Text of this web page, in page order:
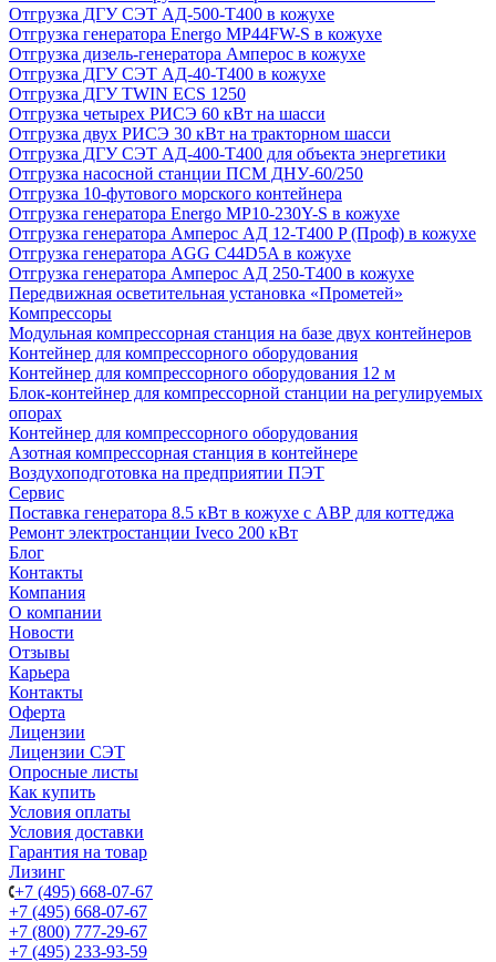
Отгрузка ДГУ СЭТ АД-500-Т400 в кожухе
Отгрузка генератора Energo MP44FW-S в кожухе
Отгрузка дизель-генератора Амперос в кожухе
Отгрузка ДГУ СЭТ АД-40-Т400 в кожухе
Отгрузка ДГУ TWIN ECS 1250
Отгрузка четырех РИСЭ 60 кВт на шасси
Отгрузка двух РИСЭ 30 кВт на тракторном шасси
Отгрузка ДГУ СЭТ АД-400-Т400 для объекта энергетики
Отгрузка насосной станции ПСМ ДНУ-60/250
Отгрузка 10-футового морского контейнера
Отгрузка генератора Energo MP10-230Y-S в кожухе
Отгрузка генератора Амперос АД 12-Т400 P (Проф) в кожухе
Отгрузка генератора AGG C44D5A в кожухе
Отгрузка генератора Амперос АД 250-Т400 в кожухе
Передвижная осветительная установка «Прометей»
Компрессоры
Модульная компрессорная станция на базе двух контейнеров
Контейнер для компрессорного оборудования
Контейнер для компрессорного оборудования 12 м
Блок-контейнер для компрессорной станции на регулируемых
опорах
Контейнер для компрессорного оборудования
Азотная компрессорная станция в контейнере
Воздухоподготовка на предприятии ПЭТ
Сервис
Поставка генератора 8.5 кВт в кожухе с АВР для коттеджа
Ремонт электростанции Iveco 200 кВт
Блог
Контакты
Компания
О компании
Новости
Отзывы
Карьера
Контакты
Оферта
Лицензии
Лицензии СЭТ
Опросные листы
Как купить
Условия оплаты
Условия доставки
Гарантия на товар
Лизинг
+7 (495) 668-07-67
+7 (495) 668-07-67
+7 (800) 777-29-67
+7 (495) 233-93-59